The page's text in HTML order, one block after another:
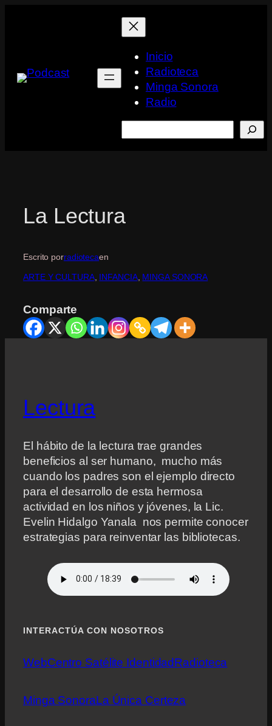
Inicio
Radioteca
Minga Sonora
Radio
La Lectura
Escrito porradiotecaen
ARTE Y CULTURA, INFANCIA, MINGA SONORA
Comparte
Lectura
El hábito de la lectura trae grandes
beneficios al ser humano, mucho más
cuando los padres son el ejemplo directo
para el desarrollo de esta hermosa
actividad en los niños y jóvenes, la Lic.
Evelin Hidalgo Yanala nos permite conocer
estrategias para reinventar las bibliotecas.
INTERACTÚA CON NOSOTROS
WebCentro Satélite IdentidadRadioteca
Minga SonoraLa Única Certeza